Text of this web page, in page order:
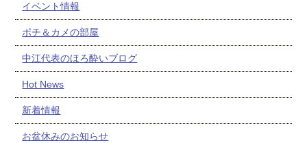
イベント情報
ポチ＆カメの部屋
中江代表のほろ酔いブログ
Hot News
新着情報
お盆休みのお知らせ